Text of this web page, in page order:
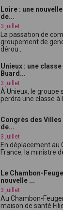
Loire : une
de...
3 juillet
La passation de
groupement de
dérou...
Unieux : une
Buard...
3 juillet
À Unieux, le groupe
perdra une classe à
Congrès des
de...
3 juillet
En déplacement au
France, la ministre
Le Chambon-
nouvelle ...
3 juillet
Au Chambon-
maison de santé